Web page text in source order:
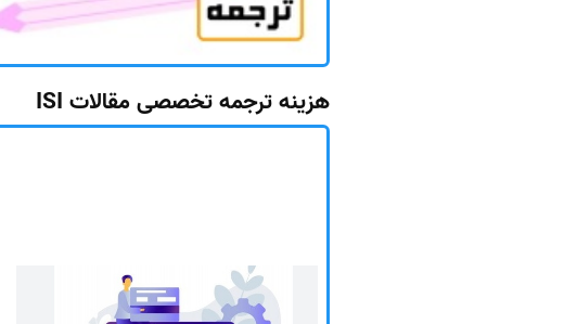
هزینه ترجمه تخصصی مقالات ISI